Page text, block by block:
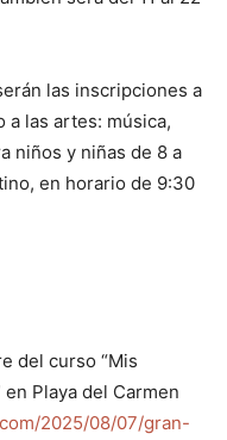
las inscripciones a
a las artes: música,
niños y niñas de 8 a
en horario de 9:30
del curso “Mis
Playa del Carmen
2025/08/07/gran-